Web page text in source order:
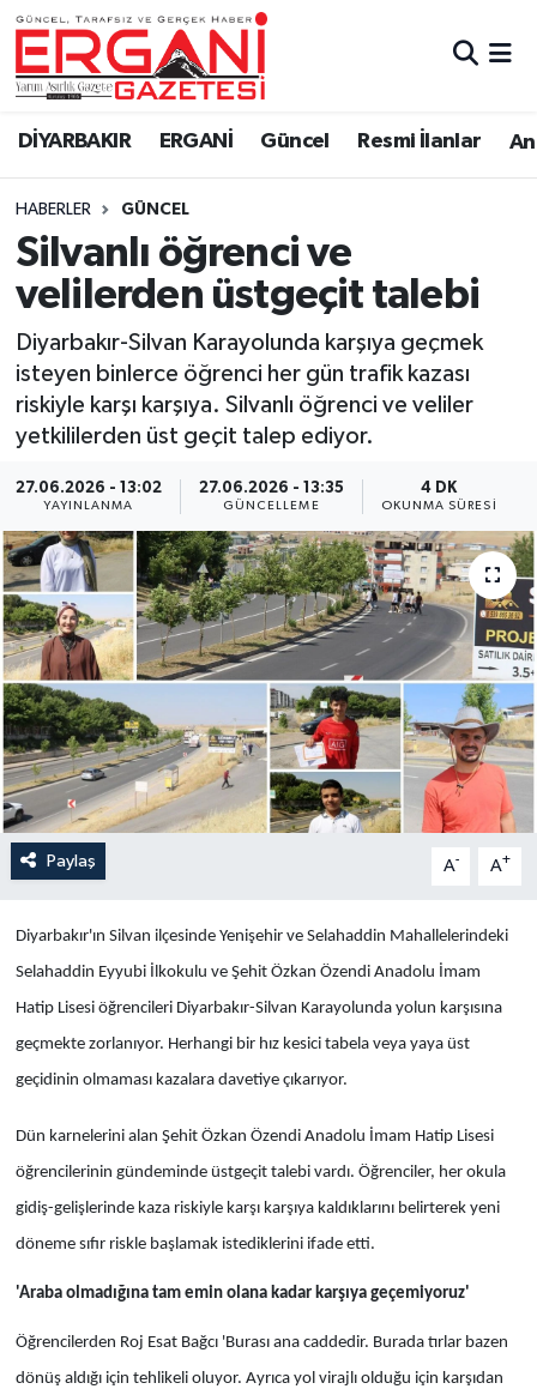
DİYARBAKIR ERGANİ Güncel Resmi İlanlar
HABERLER GÜNCEL
Silvanlı öğrenci ve
velilerden üstgeçit talebi
Diyarbakır-Silvan Karayolunda karşıya geçmek
isteyen binlerce öğrenci her gün trafik kazası
riskiyle karşı karşıya. Silvanlı öğrenci ve veliler
yetkililerden üst geçit talep ediyor.
27.06.2026 - 13:02
YAYINLANMA
27.06.2026 - 13:35
GÜNCELLEME
4 DK
OKUNMA SÜRESI
Paylaş A- A+
Diyarbakır'ın Silvan ilçesinde Yenişehir ve Selahaddin Mahallelerindeki
Selahaddin Eyyubi İlkokulu ve Şehit Özkan Özendi Anadolu İmam
Hatip Lisesi öğrencileri Diyarbakır-Silvan Karayolunda yolun karşısına
geçmekte zorlanıyor. Herhangi bir hız kesici tabela veya yaya üst
geçidinin olmaması kazalara davetiye çıkarıyor.
Dün karnelerini alan Şehit Özkan Özendi Anadolu İmam Hatip Lisesi
öğrencilerinin gündeminde üstgeçit talebi vardı. Öğrenciler, her okula
gidiş-gelişlerinde kaza riskiyle karşı karşıya kaldıklarını belirterek yeni
döneme sıfır riskle başlamak istediklerini ifade etti.
'Araba olmadığına tam emin olana kadar karşıya geçemiyoruz'
Öğrencilerden Roj Esat Bağcı 'Burası ana caddedir. Burada tırlar bazen
dönüş aldığı için tehlikeli oluyor. Ayrıca yol virajlı olduğu için karşıdan
DİYARBAKIR
BİSMİL
BAĞLAR
ERGANİ
Güncel
Eği̇ti̇m
Resmi İlanlar
Sağlık
Yaşam
Anali̇z
Bi̇li̇m & Teknoloji̇
Dünya
Eği̇ti̇m
Ergani Nöbetçi Eczaneler
Ergani Hava Durumu
Ergani Trafik Yoğunluk Haritası
Süper Lig Puan Durumu ve Fikstür
Tüm Manşetler
Son Dakika Haberleri